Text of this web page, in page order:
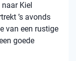
Kiel
’s avonds
van een rustige
goede